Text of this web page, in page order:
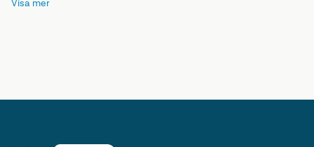
Lediga lokaler i Västmanlands län
Visa mer